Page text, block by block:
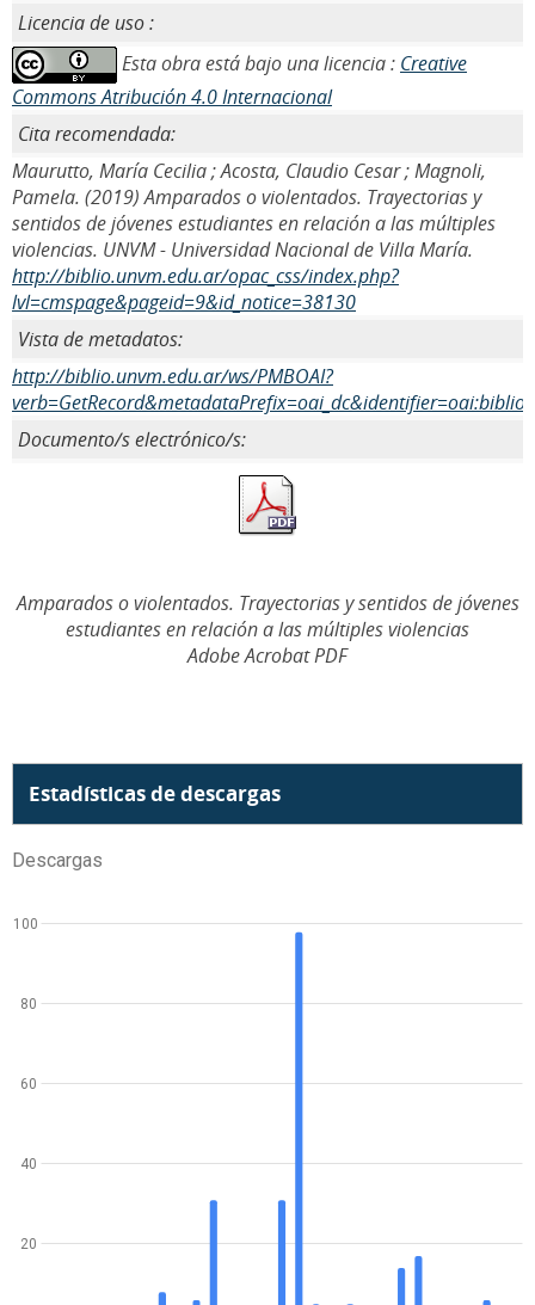
Licencia de uso :
Esta obra está bajo una licencia : Creative
Commons Atribución 4.0 Internacional
Cita recomendada:
Maurutto, María Cecilia ; Acosta, Claudio Cesar ; Magnoli,
Pamela. (2019) Amparados o violentados. Trayectorias y
sentidos de jóvenes estudiantes en relación a las múltiples
violencias. UNVM - Universidad Nacional de Villa María.
http://biblio.unvm.edu.ar/opac_css/index.php?
lvl=cmspage&pageid=9&id_notice=38130
Vista de metadatos:
http://biblio.unvm.edu.ar/ws/PMBOAI?
Documento/s electrónico/s:
Amparados o violentados. Trayectorias y sentidos de jóvenes
estudiantes en relación a las múltiples violencias
Adobe Acrobat PDF
Estadísticas de descargas
Descargas
20
40
60
80
100